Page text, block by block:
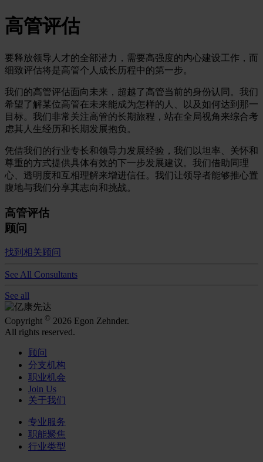
高管评估
要释放领导人才的全部潜力，需要高强度的内心建设工作，而
细致评估将是高管个人成长历程中的第一步。
我们的高管评估面向未来，超越了高管当前的身份认同。我们
希望了解某位高管在未来能成为怎样的人、以及如何达到那一
目标。我们非常关注高管的长期旅程，站在全局视角来综合考
虑其人生经历和长期发展抱负。
凭借我们的行业专长和领导力发展经验，我们以坦率、关怀和
尊重的方式提供具体有效的下一步发展建议。我们借助同理
心、透明度和互相理解来增进信任。我们让领导者能够推心置
腹地与我们分享其志向和挑战。
高管评估
顾问
找到相关顾问
See All Consultants
See all
Copyright © 2026 Egon Zehnder.
All rights reserved.
顾问
分支机构
职业机会
Join Us
关于我们
专业服务
职能聚焦
行业类型